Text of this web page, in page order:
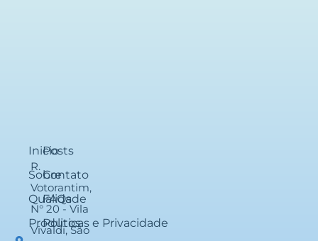
R.
Votorantim,
N° 20 - Vila
Vivaldi, São
Inicio
Sobre
Qualidade
Produtos
Posts
Contato
FAQs
Politicas e Privacidade